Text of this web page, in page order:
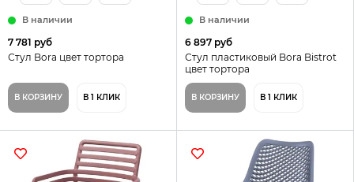
В наличии
7 781 руб
Стул Bora цвет тортора
В КОРЗИНУ В 1 КЛИК
В наличии
6 897 руб
Стул пластиковый Bora Bistrot
цвет тортора
В КОРЗИНУ В 1 КЛИК